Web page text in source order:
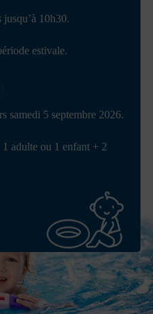
10h30.
estivale.
samedi 5 septembre 2026.
adulte ou 1 enfant + 2